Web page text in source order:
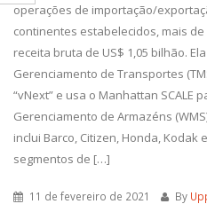
operações de importação/
continentes estabelecidos, mais
receita bruta de US$ 1,05 bilhão.
Gerenciamento de Transportes
“vNext” e usa o Manhattan SCALE
Gerenciamento de Armazéns
inclui Barco, Citizen, Honda, Kodak
segmentos de […]
11 de fevereiro de 2021 By